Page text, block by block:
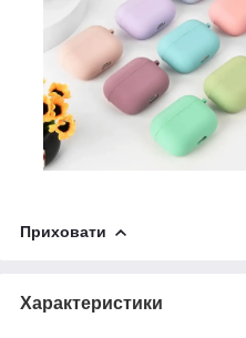
Приховати
Характеристики